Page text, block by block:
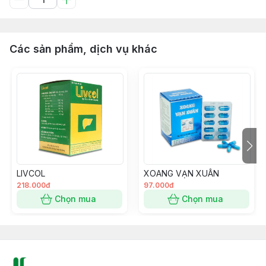
Các sản phẩm, dịch vụ khác
LIVCOL
218.000đ
Chọn mua
XOANG VẠN XUÂN
97.000đ
Chọn mua